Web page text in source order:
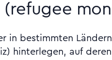
(refugee
in bestimmten
hinterlegen, auf deren
beschafft, wie im Februar
Lichtenstein geschehen.